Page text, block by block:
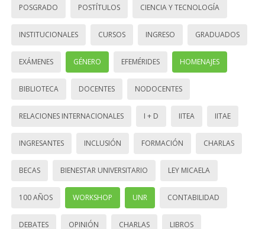
POSGRADO POSTÍTULOS CIENCIA Y TECNOLOGÍA
INSTITUCIONALES CURSOS INGRESO GRADUADOS
EXÁMENES GÉNERO EFEMÉRIDES HOMENAJES
BIBLIOTECA DOCENTES NODOCENTES
RELACIONES INTERNACIONALES I + D IITEA IITAE
INGRESANTES INCLUSIÓN FORMACIÓN CHARLAS
BECAS BIENESTAR UNIVERSITARIO LEY MICAELA
100 AÑOS WORKSHOP UNR CONTABILIDAD
DEBATES OPINIÓN CHARLAS LIBROS